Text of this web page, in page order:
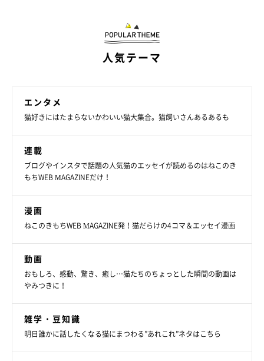
人気テーマ
エンタメ
猫好きにはたまらないかわいい猫大集合。猫飼いさんあるあるも
連載
ブログやインスタで話題の人気猫のエッセイが読めるのはねこのき
もちWEB MAGAZINEだけ！
漫画
ねこのきもちWEB MAGAZINE発！猫だらけの4コマ＆エッセイ漫画
動画
おもしろ、感動、驚き、癒し…猫たちのちょっとした瞬間の動画は
やみつきに！
雑学・豆知識
明日誰かに話したくなる猫にまつわる”あれこれ”ネタはこちら